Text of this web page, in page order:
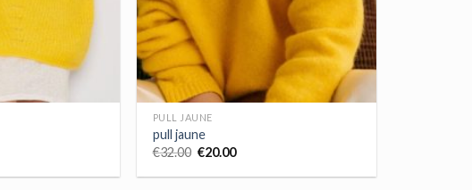
PULL JAUNE
pull jaune
€32.00 €20.00